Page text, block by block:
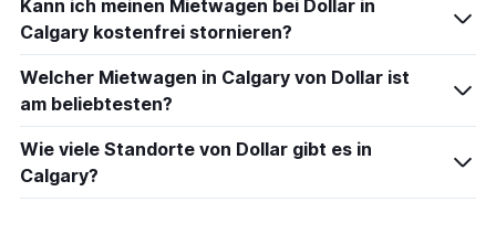
Kann ich meinen Mietwagen bei Dollar in
Calgary kostenfrei stornieren?
Welcher Mietwagen in Calgary von Dollar ist
am beliebtesten?
Wie viele Standorte von Dollar gibt es in
Calgary?